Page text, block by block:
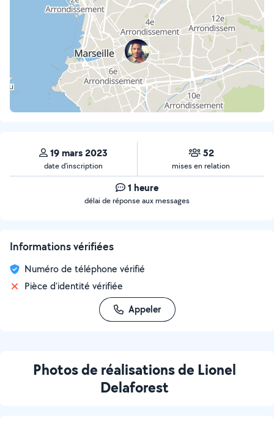
19 mars 2023
date d’inscription
52
mises en relation
1 heure
délai de réponse aux messages
Informations vérifiées
Numéro de téléphone vérifié
Pièce d'identité vérifiée
Appeler
Photos de réalisations de Lionel
Delaforest